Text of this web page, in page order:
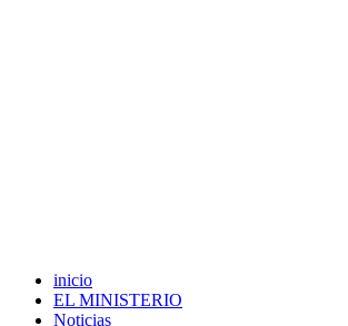
inicio
EL MINISTERIO
Noticias